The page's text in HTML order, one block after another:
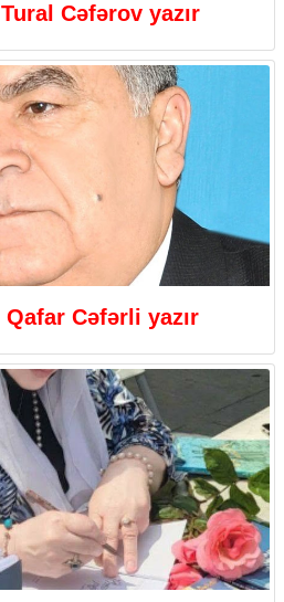
Tural Cəfərov yazır
Qafar Cəfərli yazır